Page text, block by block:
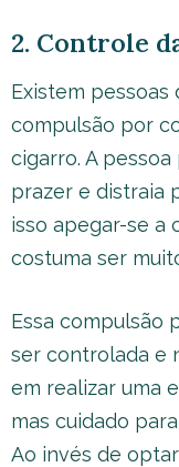
2. Controle
Existem
compulsão por
cigarro. A
prazer e distraia
isso apegar-se a
costuma ser
Essa compulsão
ser controlada e
em realizar uma
mas cuidado
Ao invés de